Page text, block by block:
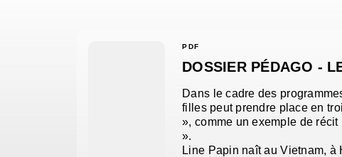
PDF
DOSSIER PÉDAGO -
Dans le cadre des
filles peut prendre place en
», comme un exemple de
».
Line Papin naît au Vietnam, à